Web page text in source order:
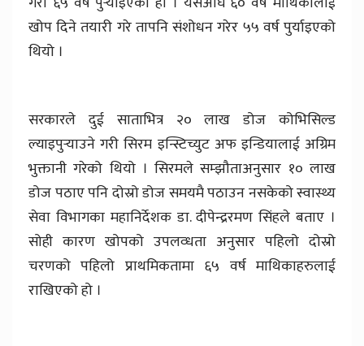
खोप दिने तयारी गरे तापनि संशोधन गरेर ५५ वर्ष पुर्याइएको
थियो ।
सरकारले दुई साताभित्र २० लाख डोज कोभिसिल्ड
ल्याइपुर्‍याउने गरी सिरम इन्स्टिच्युट अफ इन्डियालाई अग्रिम
भुक्तानी गरेको थियो । सिरमले सम्झौताअनुसार १० लाख
डोज पठाए पनि दोस्रो डोज समयमै पठाउन नसकेको स्वास्थ्य
सेवा विभागका महानिर्देशक डा. दीपेन्द्ररमण सिंहले बताए ।
सोही कारण खोपको उपलव्धता अनुसार पहिलो दोस्रो
चरणको पहिलो प्राथमिकतामा ६५ वर्ष माथिकाहरुलाई
राखिएको हो ।